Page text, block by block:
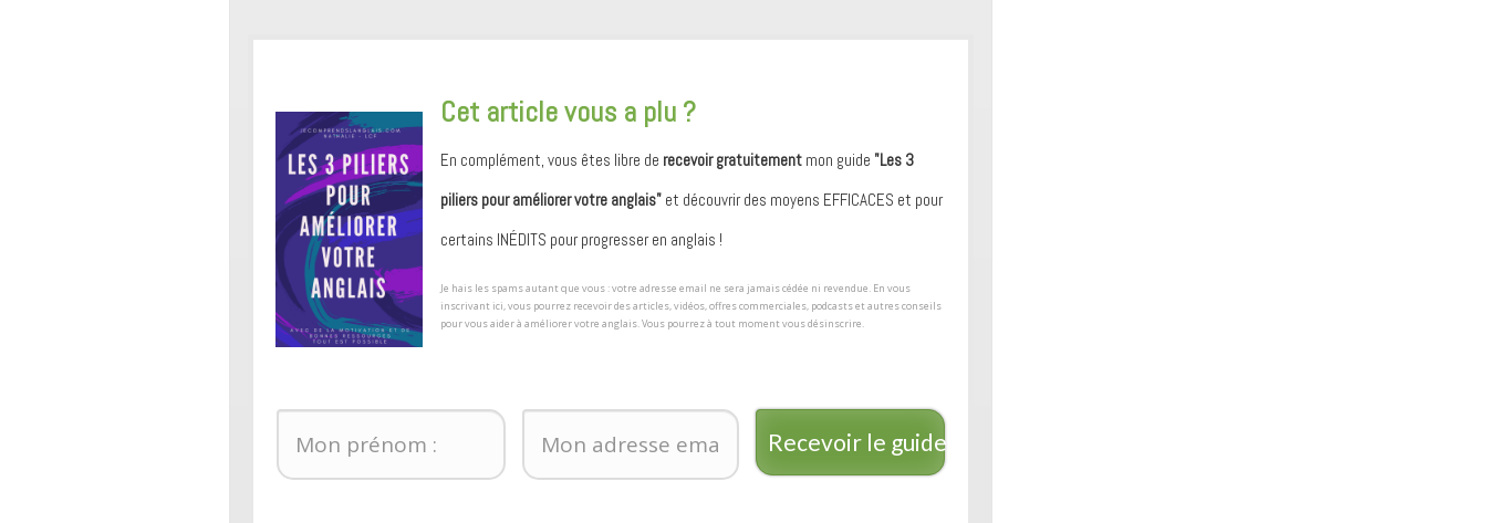
​Cet article vous a plu ?
En complément, vous êtes libre de recevoir gratuitement mon guide "Les 3
piliers pour améliorer votre anglais" et découvrir des moyens ​EFFICACES et pour
certains ​INÉDITS pour progresser en anglais !
​Je hais les spams autant que vous : votre adresse email ne sera jamais cédée ni revendue. En vous
inscrivant ici, vous pourrez recevoir des articles, vidéos, offres commerciales, podcasts et autres conseils
pour ​vous aider à améliorer votre anglais. Vous pourrez à tout moment vous désinscrire.
Recevoir le guide